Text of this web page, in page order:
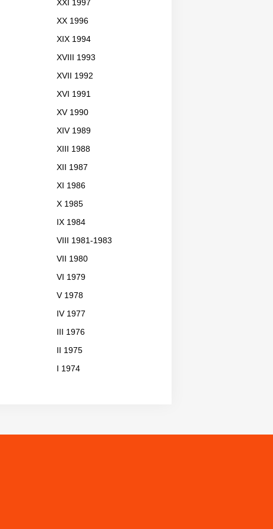
XXI 1997
XX 1996
XIX 1994
XVIII 1993
XVII 1992
XVI 1991
XV 1990
XIV 1989
XIII 1988
XII 1987
XI 1986
X 1985
IX 1984
VIII 1981-1983
VII 1980
VI 1979
V 1978
IV 1977
III 1976
II 1975
I 1974